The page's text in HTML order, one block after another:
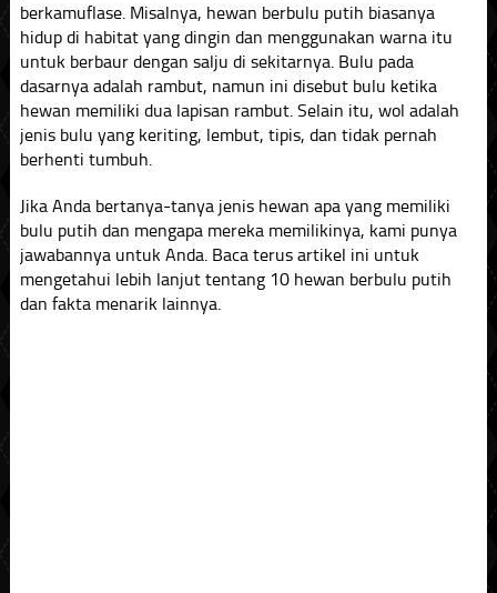
berkamuflase. Misalnya, hewan berbulu putih biasanya
hidup di habitat yang dingin dan menggunakan warna itu
untuk berbaur dengan salju di sekitarnya. Bulu pada
dasarnya adalah rambut, namun ini disebut bulu ketika
hewan memiliki dua lapisan rambut. Selain itu, wol adalah
jenis bulu yang keriting, lembut, tipis, dan tidak pernah
berhenti tumbuh.
Jika Anda bertanya-tanya jenis hewan apa yang memiliki
bulu putih dan mengapa mereka memilikinya, kami punya
jawabannya untuk Anda. Baca terus artikel ini untuk
mengetahui lebih lanjut tentang 10 hewan berbulu putih
dan fakta menarik lainnya.